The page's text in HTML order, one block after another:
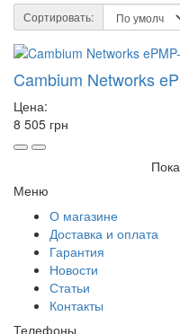
Сортировать:
Cambium Networks
Цена:
8 505 грн
Меню
О магазине
Доставка и оплата
Гарантия
Новости
Статьи
Контакты
Телефоны